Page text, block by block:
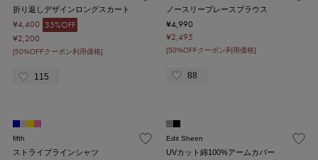
折り返しデザインロングスカート
¥4,400 35%OFF
¥2,200
[50%OFFクーポン利用価格]
115
ノースリーブレースブラウス
¥4,990
¥2,495
[50%OFFクーポン利用価格]
88
fifth
ストライプラインシャツ
Edit Sheen
UVカット綿100%アームカバー